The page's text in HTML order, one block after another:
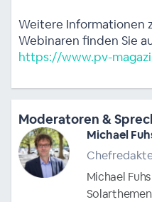
Weitere Informationen
Webinaren finden Sie
https://www.pv-
Moderatoren &
Michael
Michael